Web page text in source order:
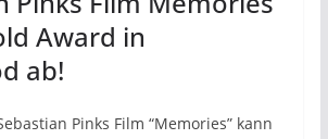
Award in
ab!
Pinks Film “Memories” kann